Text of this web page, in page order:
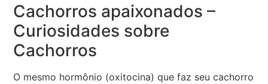
Cachorros apaixonados –
Curiosidades sobre
Cachorros
O mesmo hormônio (oxitocina) que faz seu cachorro